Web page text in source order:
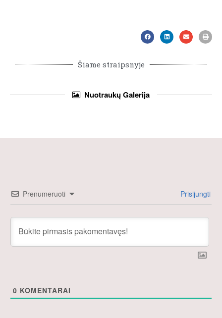
Šiame straipsnyje
NuotraukųGalerija
Prenumeruoti Prisijungti
0 KOMENTARAI